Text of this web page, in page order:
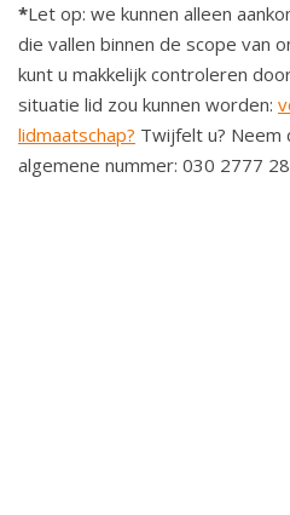
*Let op: we kunnen alleen
die vallen binnen de scope van
kunt u makkelijk controleren
situatie lid zou kunnen worden:
lidmaatschap? Twijfelt u? Neem
algemene nummer: 030 2777